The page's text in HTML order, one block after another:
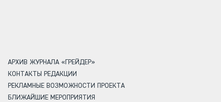
АРХИВ ЖУРНАЛА «ГРЕЙДЕР»
КОНТАКТЫ РЕДАКЦИИ
РЕКЛАМНЫЕ ВОЗМОЖНОСТИ ПРОЕКТА
БЛИЖАЙШИЕ МЕРОПРИЯТИЯ